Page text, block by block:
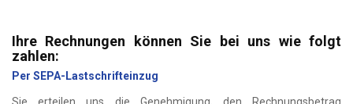
Ihre Rechnungen können Sie bei uns wie folgt
zahlen:
Per SEPA-Lastschrifteinzug